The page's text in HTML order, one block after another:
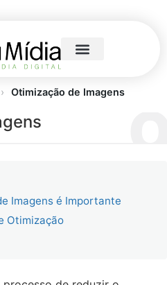
› Otimização de Imagens
Imagens é Importante
Otimização